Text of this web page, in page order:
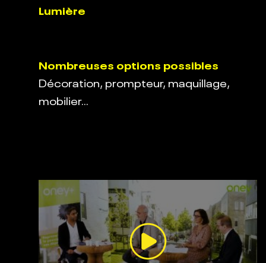
Lumière
Nombreuses options possibles
Décoration, prompteur, maquillage,
mobilier…